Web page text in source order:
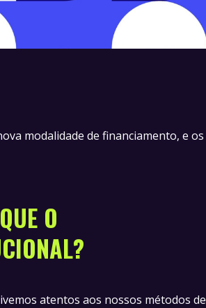
modalidade de financiamento, e os
O
atentos aos nossos métodos de